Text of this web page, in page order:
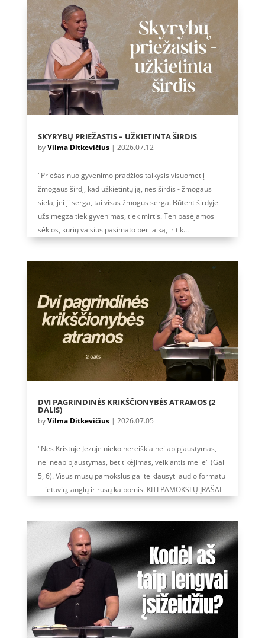
SKYRYBŲ PRIEŽASTIS – UŽKIETINTA ŠIRDIS
byVilma Ditkevičius| 2026.07.12
"Priešas nuo gyvenimo pradžios taikysis visuomet į
žmogaus širdį, kad užkietintų ją, nes širdis - žmogaus
siela, jei ji serga, tai visas žmogus serga. Būtent širdyje
užsimegza tiek gyvenimas, tiek mirtis. Ten pasėjamos
sėklos, kurių vaisius pasimato per laiką, ir tik...
DVI PAGRINDINĖS KRIKŠČIONYBĖS ATRAMOS (2
DALIS)
byVilma Ditkevičius| 2026.07.05
"Nes Kristuje Jėzuje nieko nereiškia nei apipjaustymas,
nei neapipjaustymas, bet tikėjimas, veikiantis meile" (Gal
5, 6). Visus mūsų pamokslus galite klausyti audio formatu
– lietuvių, anglų ir rusų kalbomis. KITI PAMOKSLŲ ĮRAŠAI